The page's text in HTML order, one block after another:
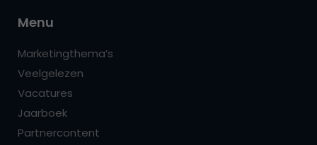
Menu
Marketingthema’s
Veelgelezen
Vacatures
Jaarboek
Partnercontent